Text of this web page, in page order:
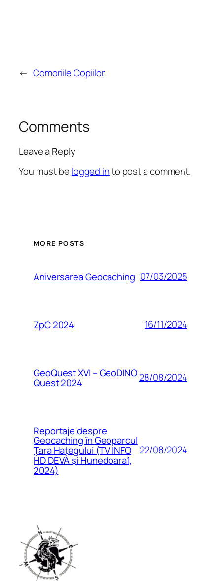
← Comoriile Copiilor
Comments
Leave a Reply
You must be logged into post a comment.
MORE POSTS
Aniversarea Geocaching 07/03/2025
ZpC 2024 16/11/2024
GeoQuest XVI – GeoDINO
Quest 2024 28/08/2024
Reportaje despre
Geocaching în Geoparcul
Țara Hațegului (TV INFO
HD DEVA și Hunedoara1,
2024)
22/08/2024